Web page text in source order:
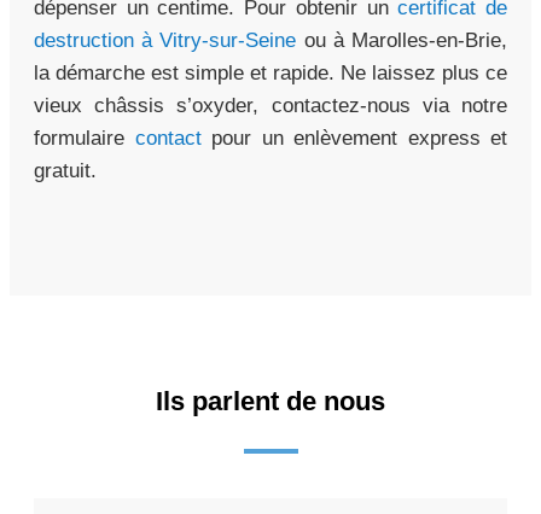
dépenser un centime. Pour obtenir uncertificat de
destruction à Vitry-sur-Seine ou à Marolles-en-Brie,
la démarche est simple et rapide. Ne laissez plus ce
vieux châssis s’oxyder, contactez-nous via notre
formulaire contactpour un enlèvement express et
gratuit.
Ils parlent de nous